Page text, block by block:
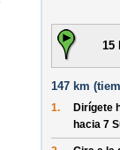
15
147 km (
1. Dirígete
hacia 7